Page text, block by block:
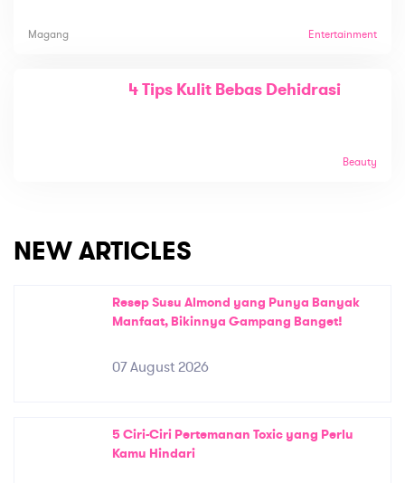
Magang Entertainment
4 Tips Kulit Bebas Dehidrasi
Beauty
NEW ARTICLES
Resep Susu Almond yang Punya Banyak
Manfaat, Bikinnya Gampang Banget!
07 August 2026
5 Ciri-Ciri Pertemanan Toxic yang Perlu
Kamu Hindari